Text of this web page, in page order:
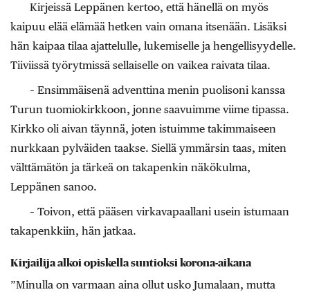
Kirjeissä Leppänen kertoo, että hänellä on myös
kaipuu elää elämää hetken vain omana itsenään. Lisäksi
hän kaipaa tilaa ajattelulle, lukemiselle ja hengellisyydelle.
Tiiviissä työrytmissä sellaiselle on vaikea raivata tilaa.
– Ensimmäisenä adventtina menin puolisoni kanssa
Turun tuomiokirkkoon, jonne saavuimme viime tipassa.
Kirkko oli aivan täynnä, joten istuimme takimmaiseen
nurkkaan pylväiden taakse. Siellä ymmärsin taas, miten
välttämätön ja tärkeä on takapenkin näkökulma,
Leppänen sanoo.
– Toivon, että pääsen virkavapaallani usein istumaan
takapenkkiin, hän jatkaa.
Kirjailija alkoi opiskella suntioksi korona-aikana
”Minulla on varmaan aina ollut usko Jumalaan, mutta